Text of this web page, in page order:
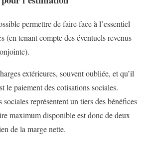
permettre de faire face à l’essentiel
(en tenant compte des éventuels revenus
extérieures, souvent oubliée, et qu’il
le paiement des cotisations sociales.
représentent un tiers des bénéfices
maximum disponible est donc de deux
de la marge nette.